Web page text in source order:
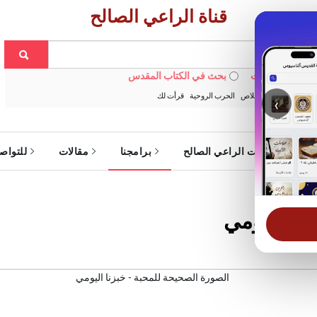
‹
قناة الراعي الصالح
في الويبسايت بحث في الكتاب المقدس
خبزنا اليومي الخلاص الحرب الروحية قرأت لك
خدمات الراعي الصالح برامجنا مقالات
اليومي